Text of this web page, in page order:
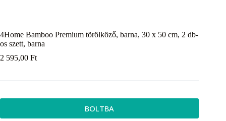
4Home Bamboo Premium törölköző, barna, 30 x 50 cm, 2 db-
os szett, barna
2 595,00 Ft
BOLTBA